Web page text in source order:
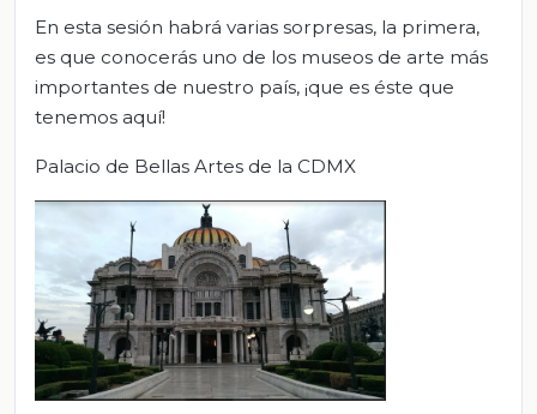
En esta sesión habrá varias sorpresas, la primera,
es que conocerás uno de los museos de arte más
importantes de nuestro país, ¡que es éste que
tenemos aquí!
Palacio de Bellas Artes de la CDMX